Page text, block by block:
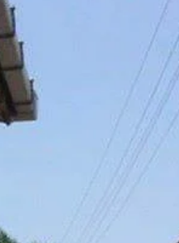
dedikodularda büyüyüp,
korkularımızda gizlenirle